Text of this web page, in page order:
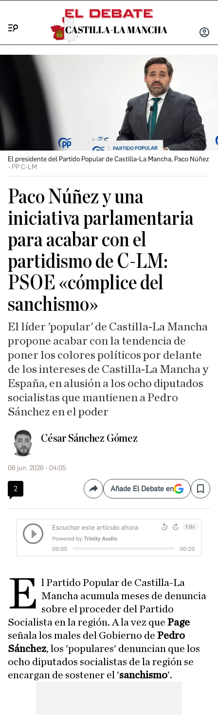
INICIAR
El presidente del Partido Popular de Castilla-La Mancha, Paco Núñez
PP C-LM
Paco Núñez y una
iniciativa parlamentaria
para acabar con el
partidismo de C-LM:
PSOE «cómplice del
sanchismo»
El líder 'popular' de Castilla-La Mancha
propone acabar con la tendencia de
poner los colores políticos por delante
de los intereses de Castilla-La Mancha y
España, en alusión a los ocho diputados
socialistas que mantienen a Pedro
Sánchez en el poder
César Sánchez Gómez
06 jun. 2026 - 04:05
2 CompartirAñade El Debate en Save
E l Partido Popular de Castilla-La
Mancha acumula meses de denuncia
sobre el proceder del Partido
Socialista en la región. A la vez que Page
señala los males del Gobierno de Pedro
Sánchez, los 'populares' denuncian que los
ocho diputados socialistas de la región se
encargan de sostener el 'sanchismo'.